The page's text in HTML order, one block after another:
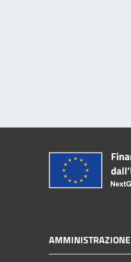
AMMINISTRAZIONE